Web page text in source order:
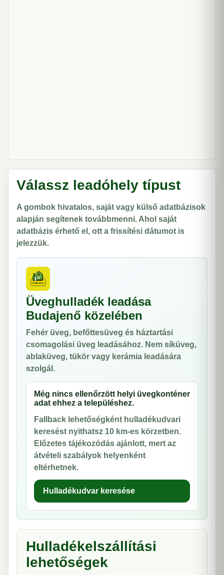
Válassz leadóhely típust
A gombok hivatalos, saját vagy külső adatbázisok
alapján segítenek továbbmenni. Ahol saját
adatbázis érhető el, ott a frissítési dátumot is
jelezzük.
Üveghulladék leadása
Budajenő közelében
Fehér üveg, befőttesüveg és háztartási
csomagolási üveg leadásához. Nem síküveg,
ablaküveg, tükör vagy kerámia leadására
szolgál.
Még nincs ellenőrzött helyi üvegkonténer
adat ehhez a településhez.
Fallback lehetőségként hulladékudvari
keresést nyithatsz 10 km-es körzetben.
Előzetes tájékozódás ajánlott, mert az
átvételi szabályok helyenként
eltérhetnek.
Hulladékudvar keresése
Hulladékelszállítási
lehetőségek